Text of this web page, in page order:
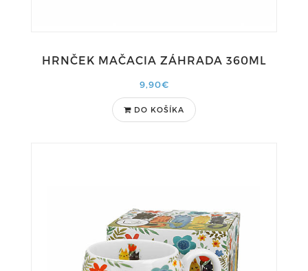
HRNČEK MAČACIA ZÁHRADA 360ML
9,90€
DO KOŠÍKA